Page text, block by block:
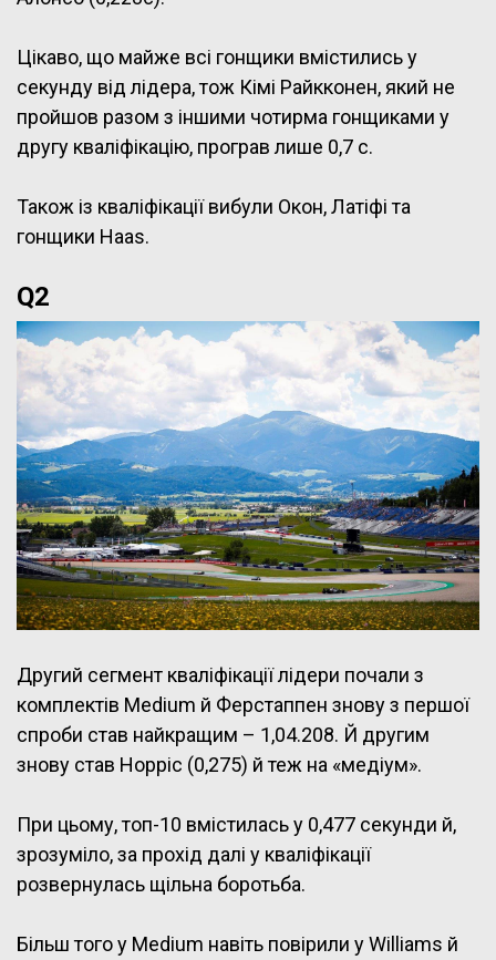
Цікаво, що майже всі гонщики вмістились у
секунду від лідера, тож Кімі Райкконен, який не
пройшов разом з іншими чотирма гонщиками у
другу кваліфікацію, програв лише 0,7 с.
Також із кваліфікації вибули Окон, Латіфі та
гонщики Haas.
Q2
Другий сегмент кваліфікації лідери почали з
комплектів Medium й Ферстаппен знову з першої
спроби став найкращим – 1,04.208. Й другим
знову став Норріс (0,275) й теж на «медіум».
При цьому, топ-10 вмістилась у 0,477 секунди й,
зрозуміло, за прохід далі у кваліфікації
розвернулась щільна боротьба.
Більш того у Medium навіть повірили у Williams й